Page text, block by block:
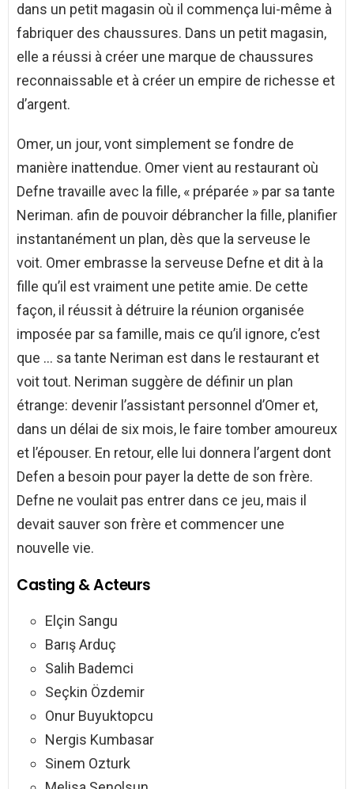
dans un petit magasin où il commença lui-même à
fabriquer des chaussures. Dans un petit magasin,
elle a réussi à créer une marque de chaussures
reconnaissable et à créer un empire de richesse et
d’argent.
Omer, un jour, vont simplement se fondre de
manière inattendue. Omer vient au restaurant où
Defne travaille avec la fille, « préparée » par sa tante
Neriman. afin de pouvoir débrancher la fille, planifier
instantanément un plan, dès que la serveuse le
voit. Omer embrasse la serveuse Defne et dit à la
fille qu’il est vraiment une petite amie. De cette
façon, il réussit à détruire la réunion organisée
imposée par sa famille, mais ce qu’il ignore, c’est
que … sa tante Neriman est dans le restaurant et
voit tout. Neriman suggère de définir un plan
étrange: devenir l’assistant personnel d’Omer et,
dans un délai de six mois, le faire tomber amoureux
et l’épouser. En retour, elle lui donnera l’argent dont
Defen a besoin pour payer la dette de son frère.
Defne ne voulait pas entrer dans ce jeu, mais il
devait sauver son frère et commencer une
nouvelle vie.
Casting & Acteurs
Elçin Sangu
Barış Arduç
Salih Bademci
Seçkin Özdemir
Onur Buyuktopcu
Nergis Kumbasar
Sinem Ozturk